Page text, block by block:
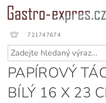
721747674
PAPÍROVÝ
BÍLÝ 16 X 23